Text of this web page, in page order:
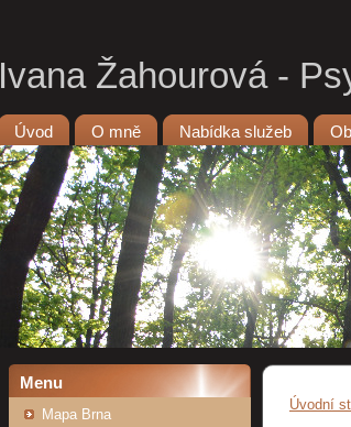
Ivana Žahourová -
Úvod O mně Nabídka služeb
Menu
Mapa Brna
Úvodní